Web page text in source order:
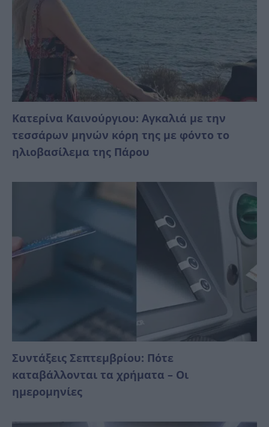
Κατερίνα Καινούργιου: Αγκαλιά με την
τεσσάρων μηνών κόρη της με φόντο το
ηλιοβασίλεμα της Πάρου
Συντάξεις Σεπτεμβρίου: Πότε
καταβάλλονται τα χρήματα – Οι
ημερομηνίες